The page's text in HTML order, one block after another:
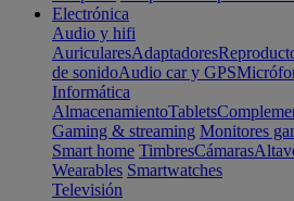
Electrónica
Audio y hifi
AuricularesAdaptadores
de sonidoAudio car y GPS
Informática
AlmacenamientoTablets
Gaming & streaming Monitores
Smart home TimbresCámaras
Wearables Smartwatches
Televisión